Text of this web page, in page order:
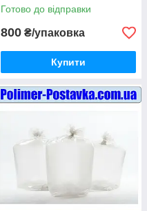
Готово до відправки
800 ₴/упаковка
Купити